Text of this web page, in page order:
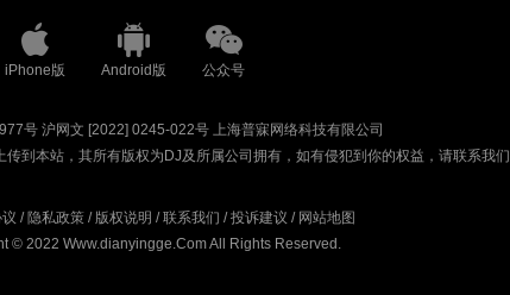
iPhone版 Android版 公众号
号 沪网文 [2022] 0245-022号 上海普寐网络科技有限公司
到本站，其所有版权为DJ及所属公司拥有，如有侵犯到你的权益，请联系我们
/ 隐私政策/ 版权说明 /联系我们 /投诉建议 / 网站地图
© 2022 Www.dianyingge.Com All Rights Reserved.